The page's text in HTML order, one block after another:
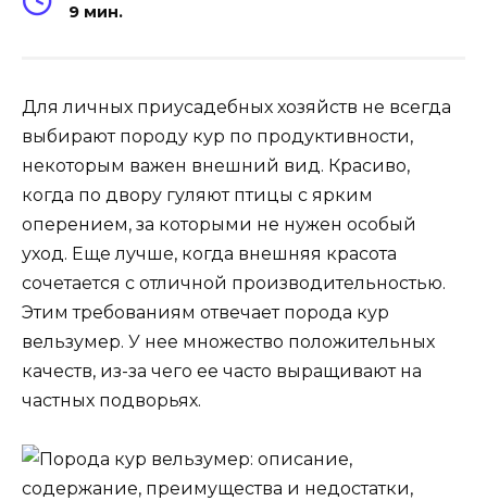
9 мин.
Для личных приусадебных хозяйств не всегда
выбирают породу кур по продуктивности,
некоторым важен внешний вид. Красиво,
когда по двору гуляют птицы с ярким
оперением, за которыми не нужен особый
уход. Еще лучше, когда внешняя красота
сочетается с отличной производительностью.
Этим требованиям отвечает порода кур
вельзумер. У нее множество положительных
качеств, из-за чего ее часто выращивают на
частных подворьях.